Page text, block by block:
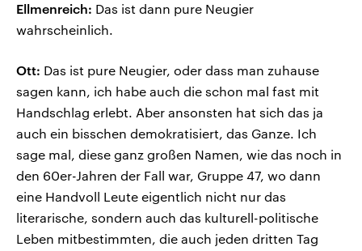
Ellmenreich: Das ist dann pure Neugier
wahrscheinlich.
Ott: Das ist pure Neugier, oder dass man zuhause
sagen kann, ich habe auch die schon mal fast mit
Handschlag erlebt. Aber ansonsten hat sich das ja
auch ein bisschen demokratisiert, das Ganze. Ich
sage mal, diese ganz großen Namen, wie das noch in
den 60er-Jahren der Fall war, Gruppe 47, wo dann
eine Handvoll Leute eigentlich nicht nur das
literarische, sondern auch das kulturell-politische
Leben mitbestimmten, die auch jeden dritten Tag